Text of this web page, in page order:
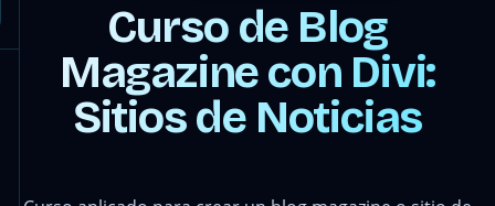
Curso de Blog
Magazine con Divi:
Sitios de Noticias